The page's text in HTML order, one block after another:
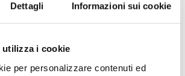
Dettagli Informazioni sui cookie
i cookie
per personalizzare contenuti ed
di lucro.
Provincia di Vercelli e/o
nel territorio provinciale.